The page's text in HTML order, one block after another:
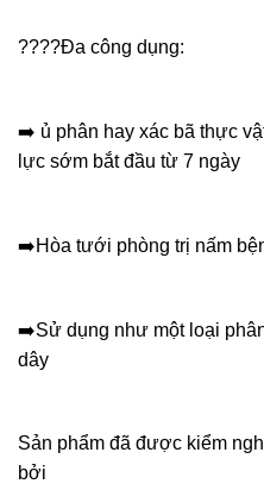
????Đa công dụng:
➡️ ủ phân hay xác bã thực
lực sớm bắt đầu từ 7 ngày
➡️Hòa tưới phòng trị nấm
➡️Sử dụng như một loại
dây
Sản phẩm đã được kiểm
bởi